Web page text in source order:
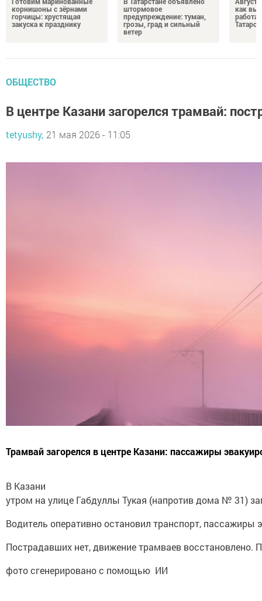
корнишоны с зёрнами
горчицы: хрустящая
закуска к празднику
штормовое
предупреждение: туман,
грозы, град и сильный
ветер
как
ОБЩЕСТВО
В центре Казани загорелся трамвай:
tetyushy, 21 мая 2026 - 11:05
Трамвай загорелся в центре Казани: пассажиры
В Казани
утром на улице Габдуллы Тукая (напротив дома № 31)
Водитель оперативно остановил транспорт,
Пострадавших нет, движение трамваев восстановлено.
фото сгенерировано с помощью ИИ